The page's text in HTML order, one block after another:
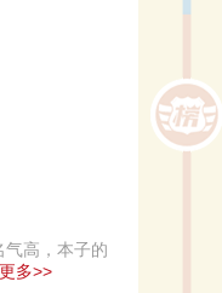
高，本子的
多>>